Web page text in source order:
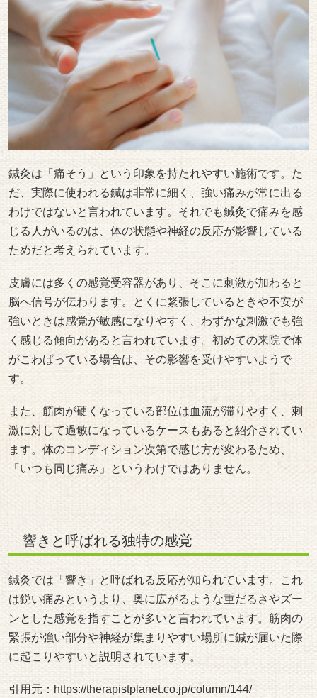
鍼灸は「痛そう」という印象を持たれやすい施術です。た
だ、実際に使われる鍼は非常に細く、強い痛みが常に出る
わけではないと言われています。それでも鍼灸で痛みを感
じる人がいるのは、体の状態や神経の反応が影響している
ためだと考えられています。
皮膚には多くの感覚受容器があり、そこに刺激が加わると
脳へ信号が伝わります。とくに緊張しているときや不安が
強いときは感覚が敏感になりやすく、わずかな刺激でも強
く感じる傾向があると言われています。初めての来院で体
がこわばっている場合は、その影響を受けやすいようで
す。
また、筋肉が硬くなっている部位は血流が滞りやすく、刺
激に対して過敏になっているケースもあると紹介されてい
ます。体のコンディション次第で感じ方が変わるため、
「いつも同じ痛み」というわけではありません。
響きと呼ばれる独特の感覚
鍼灸では「響き」と呼ばれる反応が知られています。これ
は鋭い痛みというより、奥に広がるような重だるさやズー
ンとした感覚を指すことが多いと言われています。筋肉の
緊張が強い部分や神経が集まりやすい場所に鍼が届いた際
に起こりやすいと説明されています。
引用元： https://therapistplanet.co.jp/column/144/